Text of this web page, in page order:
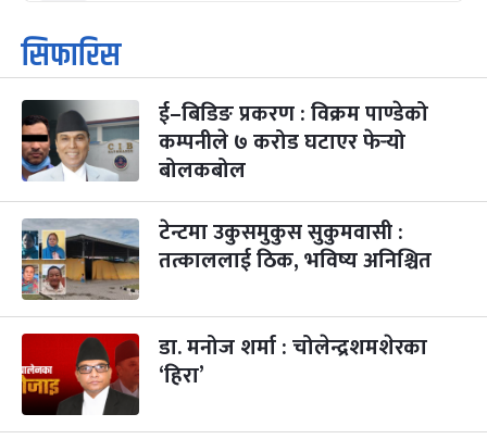
१
आइत
कार्तिक सङ्क्रान्ति
कार्तिक १, २०८३
३
मंगल
महानवमी
कार्तिक ३, २०८३-Oct 20, 2026
२ महिना बाँकी
४
५
बिहि
पापा‌ङ्कुशा एकादशी व्रत
कार्तिक ५, २०८३
२ महिना बाँकी
आइत
कुकुर तिहार
कार्तिक २२, २०८३-Nov 8, 2026
३ महिना बाँकी
२३ गाई पूजा
सिफारिस
ई–बिडिङ प्रकरण : विक्रम पाण्डेको
कम्पनीले ७ करोड घटाएर फेर्‍यो
बोलकबोल
टेन्टमा उकुसमुकुस सुकुमवासी :
तत्काललाई ठिक, भविष्य अनिश्चित
डा. मनोज शर्मा : चोलेन्द्रशमशेरका
‘हिरा’